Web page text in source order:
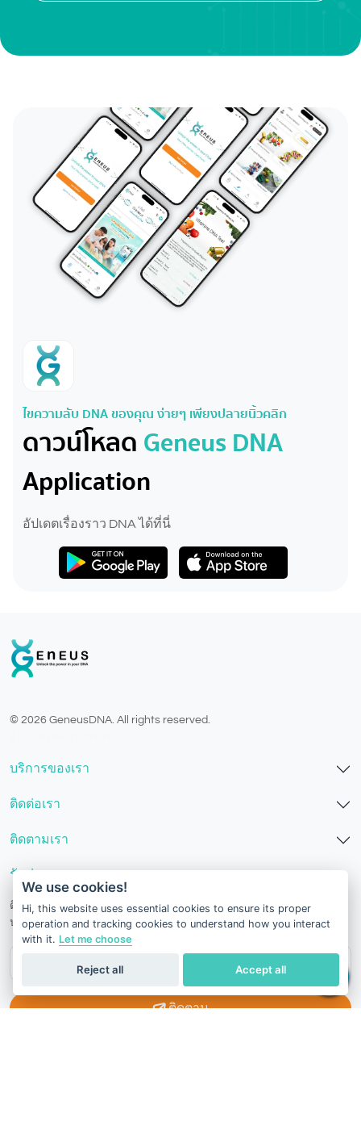
ไขความลับ DNA ของคุณ ง่ายๆ เพียงปลายนิ้วคลิก
ดาวน์โหลด Geneus DNA
Application
อัปเดตเรื่องราว DNA ได้ที่นี่
© 2026 GeneusDNA. All rights reserved.
บริการของเรา
ติดต่อเรา
ติดตามเรา
รับข่าวสารจาก GeneusDNA
ติดตามข่าวสารล่าสุด บทความ โปรโมชั่น สุขภาพ และสิ่งที่เป็น
ประโยชน์อื่น ๆ
ติดตาม
We use cookies!
Hi, this website uses essential cookies to ensure its proper
operation and tracking cookies to understand how you interact
with it. Let me choose
Accept all
Reject all